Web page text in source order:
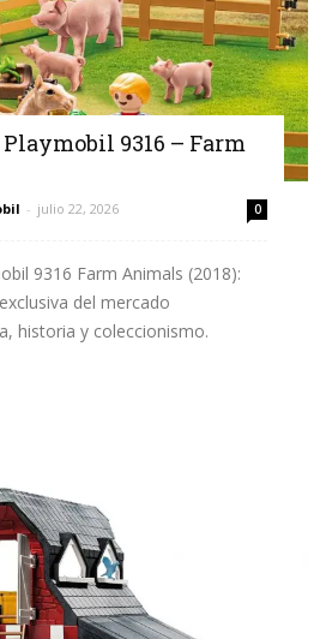
9316 – Farm
- julio 22, 2026 0
9316 Farm Animals (2018):
del mercado
historia y coleccionismo.